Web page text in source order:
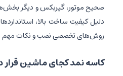
صحیح موتور، گیربکس و دیگر
دلیل کیفیت ساخت بالا،
روش‌های تخصصی نصب و نکات مهم
کاسه نمد کجای ماشین قرار